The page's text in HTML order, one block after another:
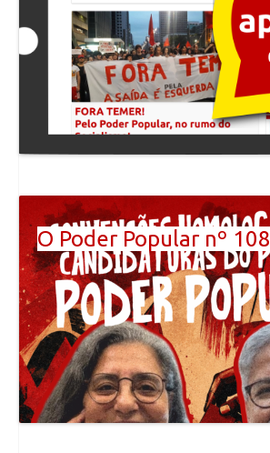
O Poder Popular nº 108